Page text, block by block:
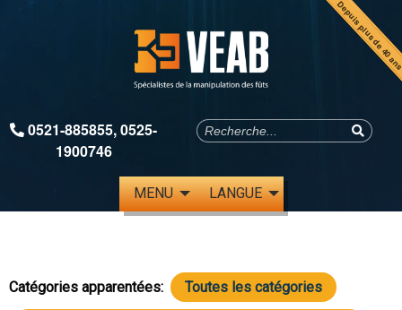
Depuis plus de
0521-885855,0525-
1900746
MENU LANGUE
Catégories apparentées: Toutes les catégories